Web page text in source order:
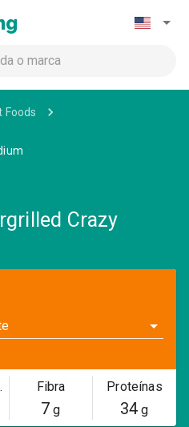
Foods
Crazy
Fibra
7 g
Proteínas
34 g